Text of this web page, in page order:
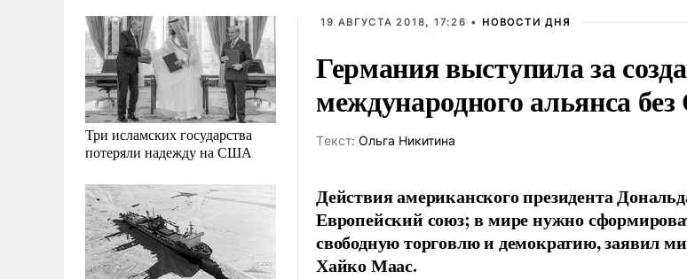
Три исламских государства
потеряли надежду на США
19 АВГУСТА 2018, 17:26 • НОВОСТИ ДНЯ
Германия выступила за
международного альянса
Tекст: Ольга Никитина
Действия американского президента
Европейский союз; в мире нужно
свободную торговлю и демократию, заявил
Хайко Маас.